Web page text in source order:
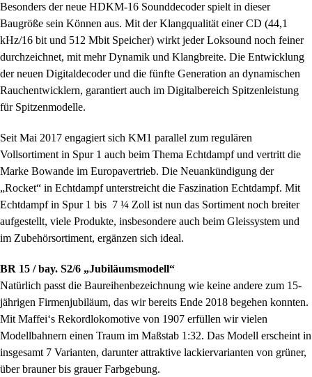
Besonders der neue HDKM-16 Sounddecoder spielt in dieser
Baugröße sein Können aus. Mit der Klangqualität einer CD (44,1
kHz/16 bit und 512 Mbit Speicher) wirkt jeder Loksound noch feiner
durchzeichnet, mit mehr Dynamik und Klangbreite. Die Entwicklung
der neuen Digitaldecoder und die fünfte Generation an dynamischen
Rauchentwicklern, garantiert auch im Digitalbereich Spitzenleistung
für Spitzenmodelle.
Seit Mai 2017 engagiert sich KM1 parallel zum regulären
Vollsortiment in Spur 1 auch beim Thema Echtdampf und vertritt die
Marke Bowande im Europavertrieb. Die Neuankündigung der
„Rocket“ in Echtdampf unterstreicht die Faszination Echtdampf. Mit
Echtdampf in Spur 1 bis 7 ¼ Zoll ist nun das Sortiment noch breiter
aufgestellt, viele Produkte, insbesondere auch beim Gleissystem und
im Zubehörsortiment, ergänzen sich ideal.
BR 15 / bay. S2/6 „Jubiläumsmodell“
Natürlich passt die Baureihenbezeichnung wie keine andere zum 15-
jährigen Firmenjubiläum, das wir bereits Ende 2018 begehen konnten.
Mit Maffei‘s Rekordlokomotive von 1907 erfüllen wir vielen
Modellbahnern einen Traum im Maßstab 1:32. Das Modell erscheint in
insgesamt 7 Varianten, darunter attraktive lackiervarianten von grüner,
über brauner bis grauer Farbgebung.